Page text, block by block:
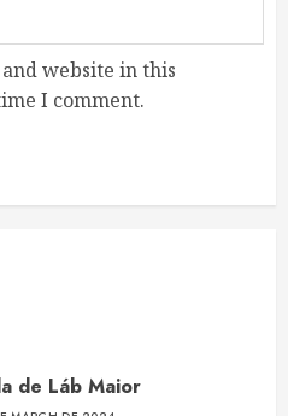
website in this
I comment.
de Láb Maior